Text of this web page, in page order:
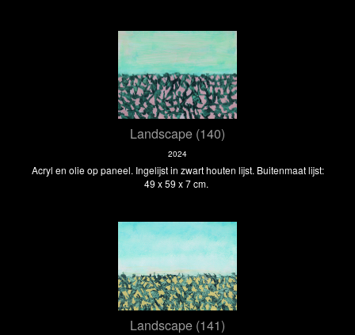
Landscape (140)
2024
Acryl en olie op paneel. Ingelijst in zwart houten lijst. Buitenmaat lijst:
49 x 59 x 7 cm.
Landscape (141)